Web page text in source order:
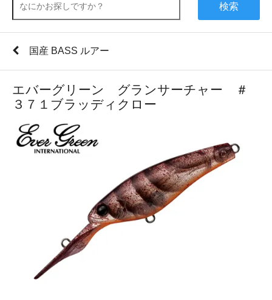
検索
国産 BASS ルアー
エバーグリーン グランサーチャー ＃
３７１ブラッディクロー